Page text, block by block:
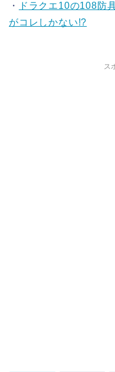
・
ドラクエ10の108防
がコレしかない!?
ス